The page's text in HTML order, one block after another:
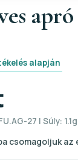
alapján
27 | Súly: 1.1g
csomagoljuk az